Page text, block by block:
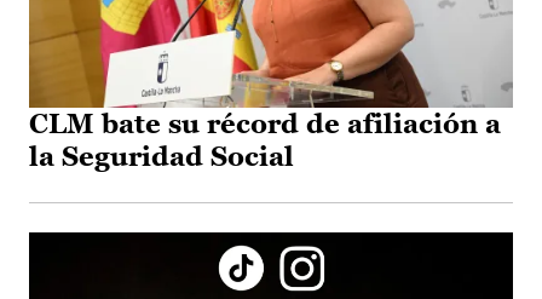
CLM bate su récord de afiliación a
la Seguridad Social